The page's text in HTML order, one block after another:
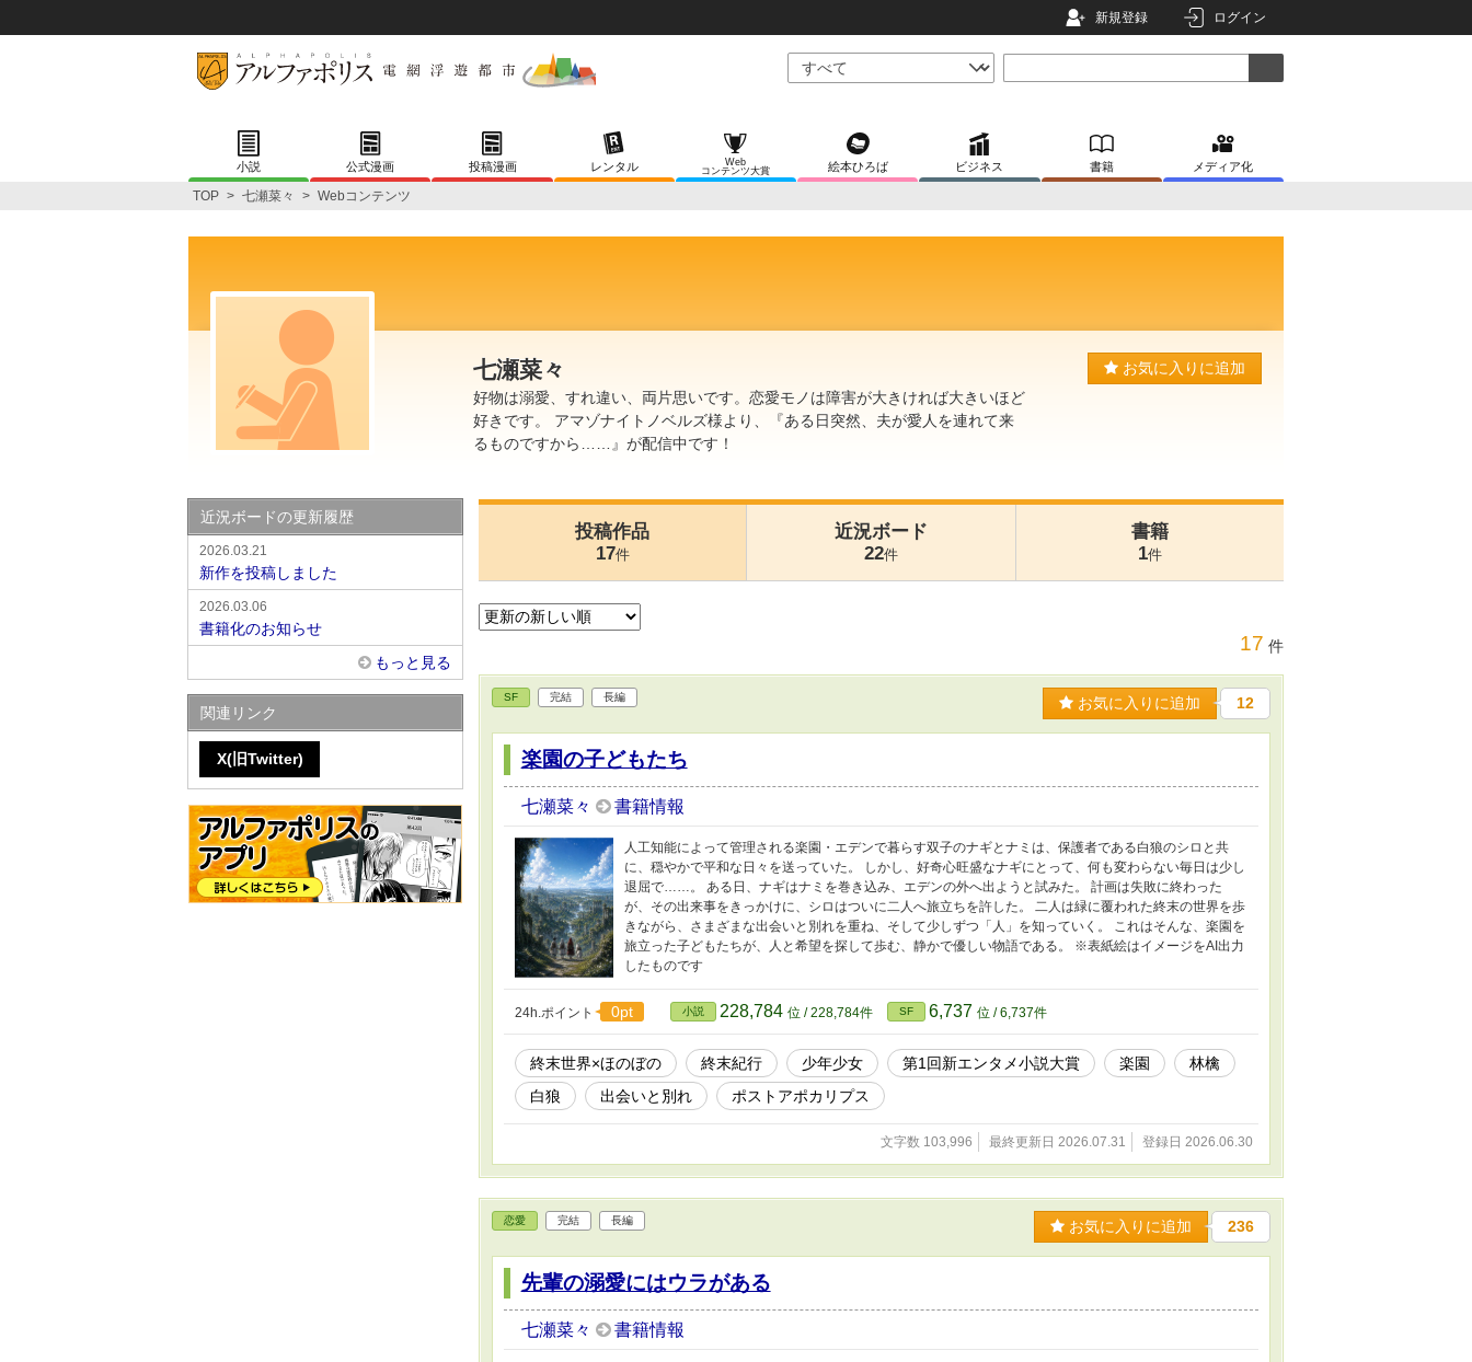
新規登録 ログイン
小説 公式漫画 投稿漫画 レンタル
Web
コンテンツ大賞
絵本ひろば ビジネス 書籍 メディア化
TOP > 七瀬菜々 > Webコンテンツ
七瀬菜々
好物は溺愛、すれ違い、両片思いです。恋愛モノは障害が大きければ大きいほど
好きです。 アマゾナイトノベルズ様より、『ある日突然、夫が愛人を連れて来
るものですから……』が配信中です！
お気に入りに追加
投稿作品
17件
近況ボード
22件
書籍
1件
17 件
SF 完結 長編 お気に入りに追加 12
楽園の子どもたち
七瀬菜々 書籍情報
人工知能によって管理される楽園・エデンで暮らす双子のナギとナミは、保護者である白狼のシロと共
に、穏やかで平和な日々を送っていた。 しかし、好奇心旺盛なナギにとって、何も変わらない毎日は少し
退屈で……。 ある日、ナギはナミを巻き込み、エデンの外へ出ようと試みた。 計画は失敗に終わった
が、その出来事をきっかけに、シロはついに二人へ旅立ちを許した。 二人は緑に覆われた終末の世界を歩
きながら、さまざまな出会いと別れを重ね、そして少しずつ「人」を知っていく。 これはそんな、楽園を
旅立った子どもたちが、人と希望を探して歩む、静かで優しい物語である。 ※表紙絵はイメージをAI出力
したものです
24h.ポイント 0pt 小説 228,784 位 / 228,784件 SF 6,737 位 / 6,737件
終末世界×ほのぼの 終末紀行 少年少女 第1回新エンタメ小説大賞 楽園
林檎
白狼
出会いと別れ ポストアポカリプス
文字数 103,996 最終更新日 2026.07.31 登録日 2026.06.30
恋愛 完結 長編 お気に入りに追加 236
先輩の溺愛にはウラがある
七瀬菜々 書籍情報
近況ボードの更新履歴
2026.03.21
新作を投稿しました
2026.03.06
書籍化のお知らせ
もっと見る
関連リンク
X(旧Twitter)